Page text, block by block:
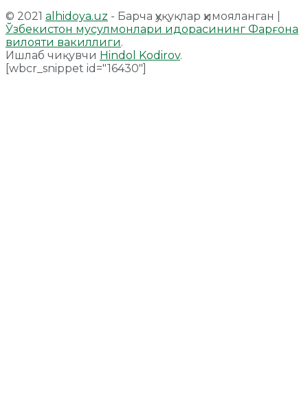
© 2021 alhidoya.uz - Барча ҳуқуқлар ҳимояланган |
Ўзбекистон мусулмонлари идорасининг Фарғона
вилояти вакиллиги.
Ишлаб чиқувчи Hindol Kodirov.
[wbcr_snippet id="16430"]